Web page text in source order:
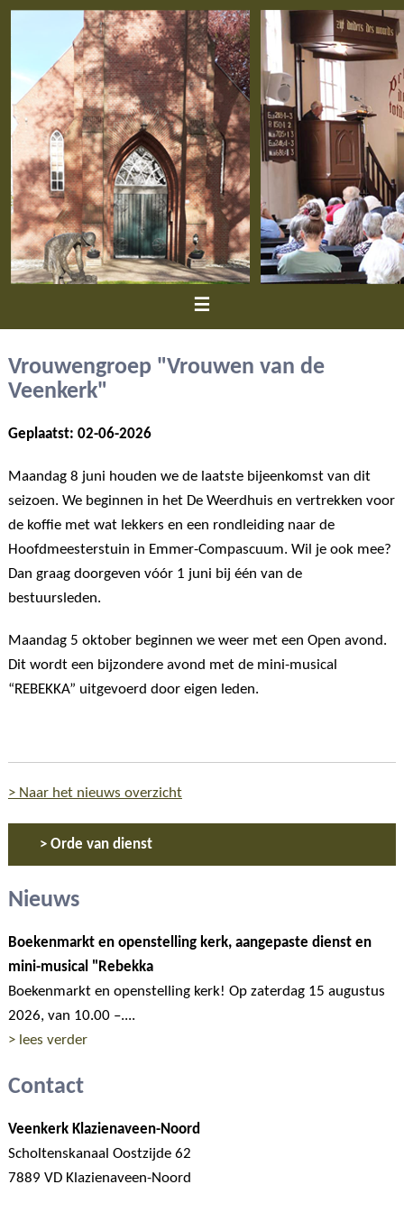
≡
Vrouwengroep "Vrouwen van de
Veenkerk"
Geplaatst: 02-06-2026
Maandag 8 juni houden we de laatste bijeenkomst van dit
seizoen. We beginnen in het De Weerdhuis en vertrekken voor
de koffie met wat lekkers en een rondleiding naar de
Hoofdmeesterstuin in Emmer-Compascuum. Wil je ook mee?
Dan graag doorgeven vóór 1 juni bij één van de
bestuursleden.
Maandag 5 oktober beginnen we weer met een Open avond.
Dit wordt een bijzondere avond met de mini-musical
“REBEKKA” uitgevoerd door eigen leden.
> Naar het nieuws overzicht
> Orde van dienst
Nieuws
Boekenmarkt en openstelling kerk, aangepaste dienst en
mini-musical "Rebekka
Boekenmarkt en openstelling kerk! Op zaterdag 15 augustus
2026, van 10.00 –....
> lees verder
Contact
Veenkerk Klazienaveen-Noord
Scholtenskanaal Oostzijde 62
7889 VD Klazienaveen-Noord